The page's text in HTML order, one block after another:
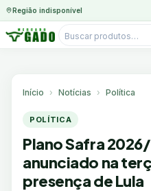
Região indisponível
Pesquisar
Início Notícias Política
POLÍTICA
Plano Safra
anunciado na
presença de Lula